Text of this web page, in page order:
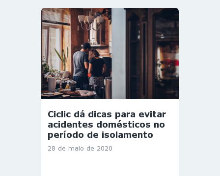
Ciclic dá dicas para evitar
acidentes domésticos no
período de isolamento
28 de maio de 2020